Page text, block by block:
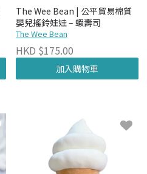
The Wee Bean | 公平貿易棉質
嬰兒搖鈴娃娃 – 蝦壽司
The Wee Bean
HKD $175.00
加入購物車